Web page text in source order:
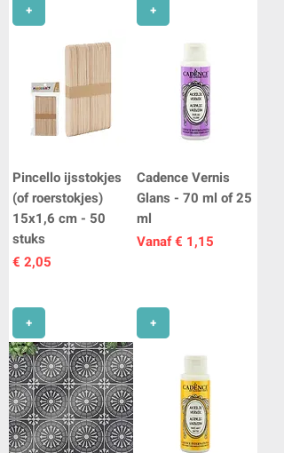
+ +
Pincello ijsstokjes
(of roerstokjes)
15x1,6 cm - 50
stuks
Prijs
€ 2,05
+
Cadence Vernis
Glans - 70 ml of 25
ml
Vanaf€ 1,15
Verkoopprijs
+